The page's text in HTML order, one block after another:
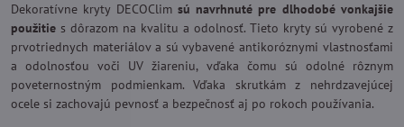
Dekoratívne kryty DECOClim sú navrhnuté pre dlhodobé vonkajšie
použitie s dôrazom na kvalitu a odolnosť. Tieto kryty sú vyrobené z
prvotriednych materiálov a sú vybavené antikoróznymi vlastnosťami
a odolnosťou voči UV žiareniu, vďaka čomu sú odolné rôznym
poveternostným podmienkam. Vďaka skrutkám z nehrdzavejúcej
ocele si zachovajú pevnosť a bezpečnosť aj po rokoch používania.